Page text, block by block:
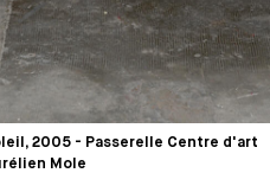
2005 - Passerelle Centre d'art
Mole